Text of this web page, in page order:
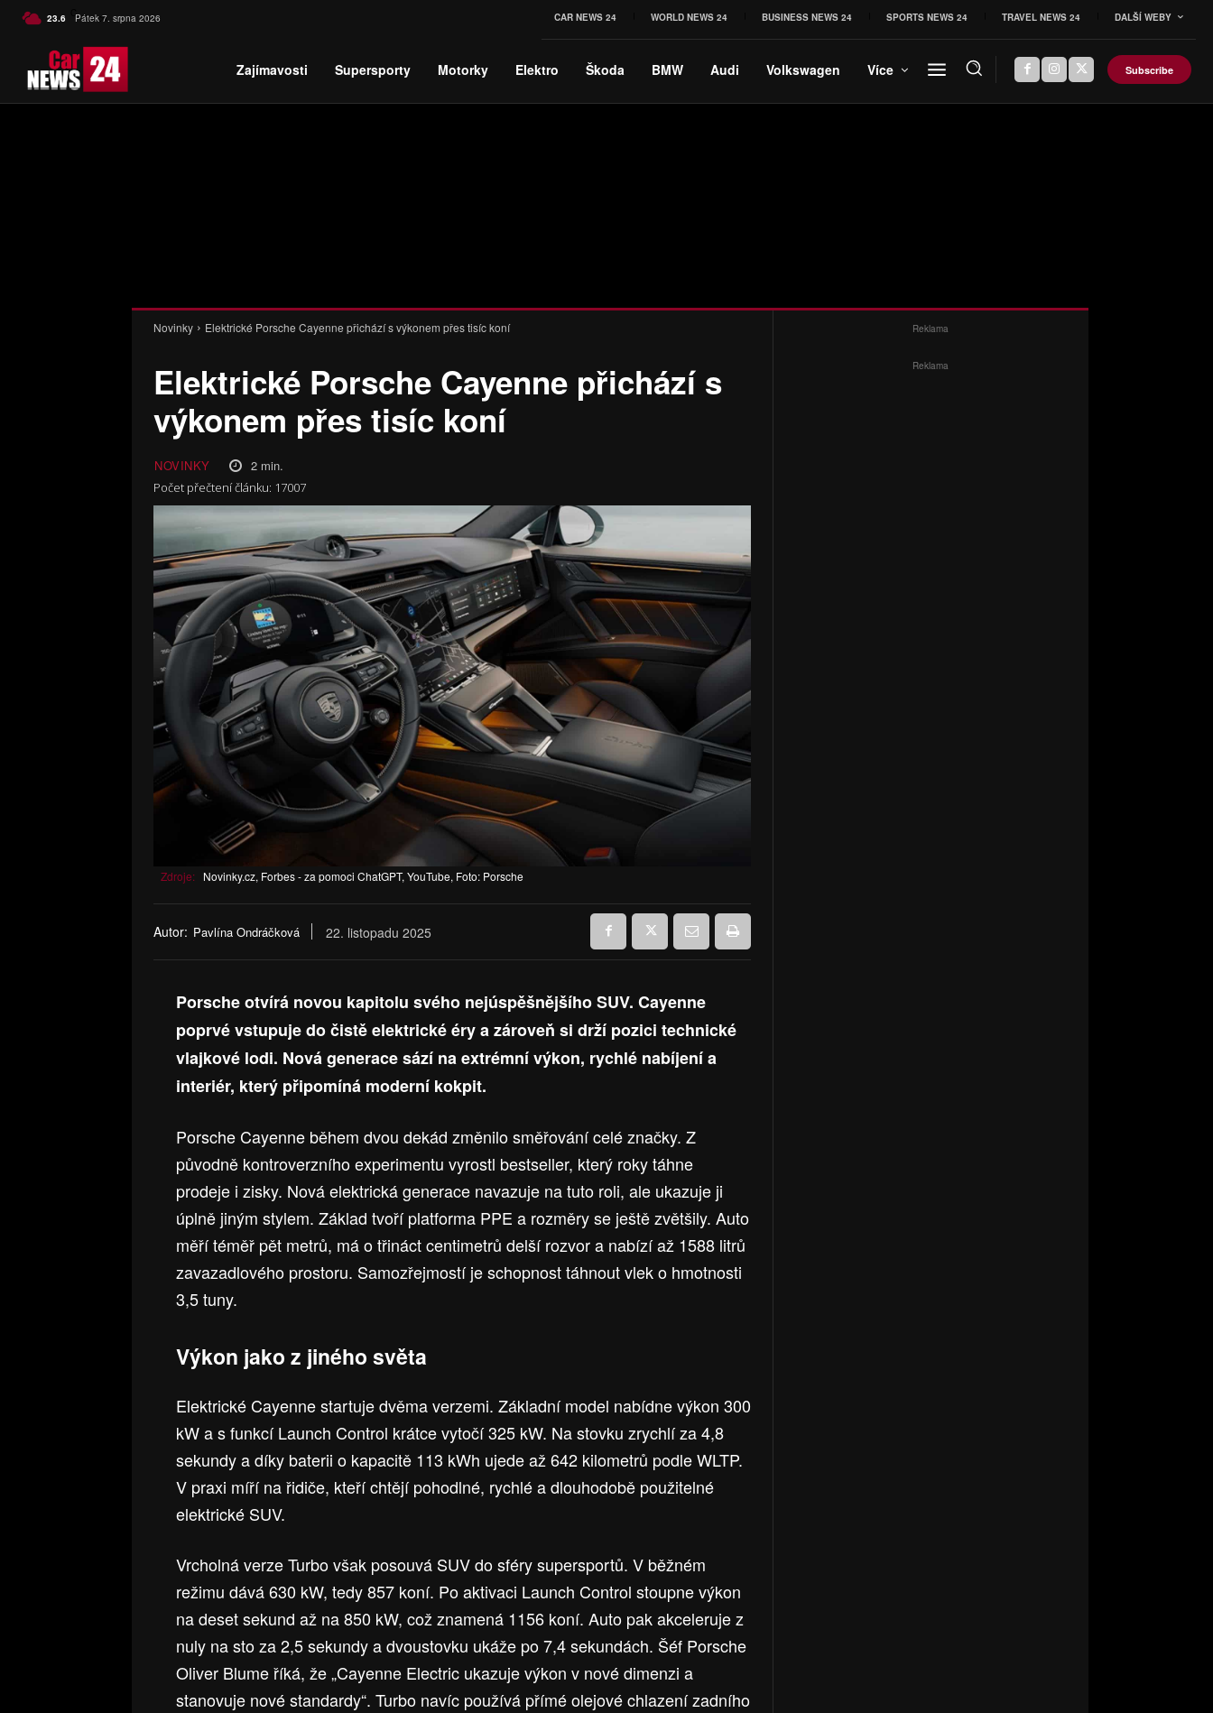
23.6 C Czech
Pátek 7. srpna 2026 CAR NEWS 24 WORLD NEWS 24 BUSINESS NEWS 24 SPORTS NEWS 24 TRAVEL NEWS 24 DALŠÍ WEBY
Zajímavosti Supersporty Motorky Elektro Škoda BMW Audi Volkswagen Více Subscribe
Novinky Elektrické Porsche Cayenne přichází s výkonem přes tisíc koní
Elektrické Porsche Cayenne přichází s
výkonem přes tisíc koní
NOVINKY 2min.
Počet přečtení článku: 17007
Zdroje: Novinky.cz, Forbes - za pomoci ChatGPT, YouTube, Foto: Porsche
Autor: Pavlína Ondráčková 22. listopadu 2025
Porsche otvírá novou kapitolu svého nejúspěšnějšího SUV. Cayenne
poprvé vstupuje do čistě elektrické éry a zároveň si drží pozici technické
vlajkové lodi. Nová generace sází na extrémní výkon, rychlé nabíjení a
interiér, který připomíná moderní kokpit.
Porsche Cayenne během dvou dekád změnilo směřování celé značky. Z
původně kontroverzního experimentu vyrostl bestseller, který roky táhne
prodeje i zisky. Nová elektrická generace navazuje na tuto roli, ale ukazuje ji
úplně jiným stylem. Základ tvoří platforma PPE a rozměry se ještě zvětšily. Auto
měří téměř pět metrů, má o třináct centimetrů delší rozvor a nabízí až 1588 litrů
zavazadlového prostoru. Samozřejmostí je schopnost táhnout vlek o hmotnosti
3,5 tuny.
Výkon jako z jiného světa
Elektrické Cayenne startuje dvěma verzemi. Základní model nabídne výkon 300
kW a s funkcí Launch Control krátce vytočí 325 kW. Na stovku zrychlí za 4,8
sekundy a díky baterii o kapacitě 113 kWh ujede až 642 kilometrů podle WLTP.
V praxi míří na řidiče, kteří chtějí pohodlné, rychlé a dlouhodobě použitelné
elektrické SUV.
Vrcholná verze Turbo však posouvá SUV do sféry supersportů. V běžném
režimu dává 630 kW, tedy 857 koní. Po aktivaci Launch Control stoupne výkon
na deset sekund až na 850 kW, což znamená 1156 koní. Auto pak akceleruje z
nuly na sto za 2,5 sekundy a dvoustovku ukáže po 7,4 sekundách. Šéf Porsche
Oliver Blume říká, že „Cayenne Electric ukazuje výkon v nové dimenzi a
stanovuje nové standardy“. Turbo navíc používá přímé olejové chlazení zadního
Reklama
Reklama